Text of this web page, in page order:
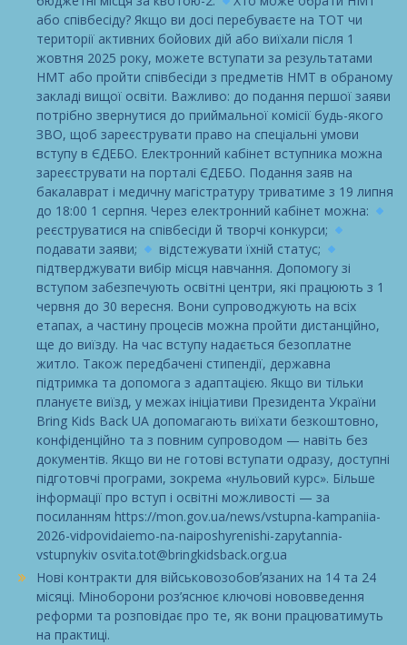
або співбесіду? Якщо ви досі перебуваєте на ТОТ чи
території активних бойових дій або виїхали після 1
жовтня 2025 року, можете вступати за результатами
НМТ або пройти співбесіди з предметів НМТ в обраному
закладі вищої освіти. Важливо: до подання першої заяви
потрібно звернутися до приймальної комісії будь-якого
ЗВО, щоб зареєструвати право на спеціальні умови
вступу в ЄДЕБО. Електронний кабінет вступника можна
зареєструвати на порталі ЄДЕБО. Подання заяв на
бакалаврат і медичну магістратуру триватиме з 19 липня
до 18:00 1 серпня. Через електронний кабінет можна:
реєструватися на співбесіди й творчі конкурси;
подавати заяви;
відстежувати їхній статус;
підтверджувати вибір місця навчання. Допомогу зі
вступом забезпечують освітні центри, які працюють з 1
червня до 30 вересня. Вони супроводжують на всіх
етапах, а частину процесів можна пройти дистанційно,
ще до виїзду. На час вступу надається безоплатне
житло. Також передбачені стипендії, державна
підтримка та допомога з адаптацією. Якщо ви тільки
плануєте виїзд, у межах ініціативи Президента України
Bring Kids Back UA допомагають виїхати безкоштовно,
конфіденційно та з повним супроводом — навіть без
документів. Якщо ви не готові вступати одразу, доступні
підготовчі програми, зокрема «нульовий курс». Більше
інформації про вступ і освітні можливості — за
посиланням https://mon.gov.ua/news/vstupna-kampaniia-
2026-vidpovidaiemo-na-naiposhyrenishi-zapytannia-
vstupnykiv osvita.tot@bringkidsback.org.ua
Нові контракти для військовозобовʼязаних на 14 та 24
місяці. Міноборони роз’яснює ключові нововведення
реформи та розповідає про те, як вони працюватимуть
на практиці.